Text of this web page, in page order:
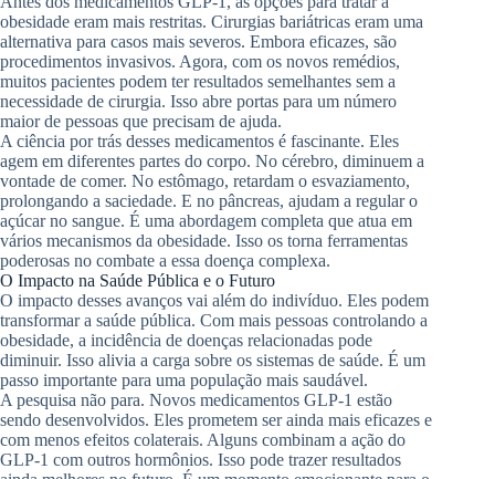
obesidade eram mais restritas. Cirurgias bariátricas eram uma
alternativa para casos mais severos. Embora eficazes, são
procedimentos invasivos. Agora, com os novos remédios,
muitos pacientes podem ter resultados semelhantes sem a
necessidade de cirurgia. Isso abre portas para um número
maior de pessoas que precisam de ajuda.
A ciência por trás desses medicamentos é fascinante. Eles
agem em diferentes partes do corpo. No cérebro, diminuem a
vontade de comer. No estômago, retardam o esvaziamento,
prolongando a saciedade. E no pâncreas, ajudam a regular o
açúcar no sangue. É uma abordagem completa que atua em
vários mecanismos da obesidade. Isso os torna ferramentas
poderosas no combate a essa doença complexa.
O Impacto na Saúde Pública e o Futuro
O impacto desses avanços vai além do indivíduo. Eles podem
transformar a saúde pública. Com mais pessoas controlando a
obesidade, a incidência de doenças relacionadas pode
diminuir. Isso alivia a carga sobre os sistemas de saúde. É um
passo importante para uma população mais saudável.
A pesquisa não para. Novos medicamentos GLP-1 estão
sendo desenvolvidos. Eles prometem ser ainda mais eficazes e
com menos efeitos colaterais. Alguns combinam a ação do
GLP-1 com outros hormônios. Isso pode trazer resultados